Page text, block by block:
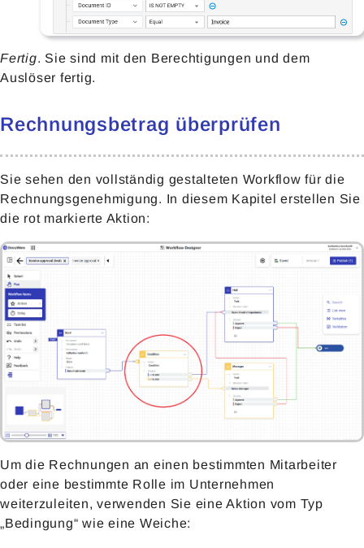
Fertig. Sie sind mit den Berechtigungen und dem
Auslöser fertig.
Rechnungsbetrag überprüfen
Sie sehen den vollständig gestalteten Workflow für die
Rechnungsgenehmigung. In diesem Kapitel erstellen Sie
die rot markierte Aktion:
Um die Rechnungen an einen bestimmten Mitarbeiter
oder eine bestimmte Rolle im Unternehmen
weiterzuleiten, verwenden Sie eine Aktion vom Typ
„Bedingung“ wie eine Weiche: